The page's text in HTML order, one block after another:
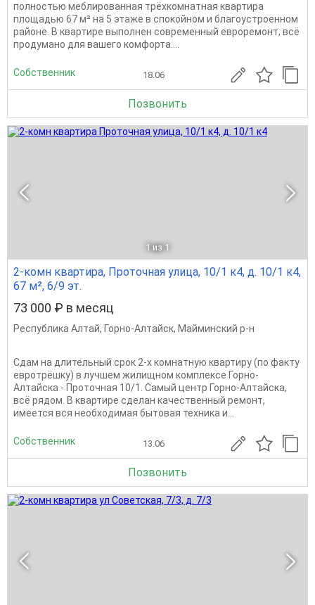
полностью меблированная трёхкомнатная квартира
площадью 67 м² на 5 этаже в спокойном и благоустроенном
районе. В квартире выполнен современный евроремонт, всё
продумано для вашего комфорта....
Собственник 18.06
Позвонить
1 из 1
2-комн квартира, Проточная улица, 10/1 к4, д. 10/1 к4,
67 м², 6/9 эт.
73 000 ₽ в месяц
Республика Алтай, Горно-Алтайск, Майминский р-н
Сдам на длительный срок 2-х комнатную квартиру (по факту
евротрёшку) в лучшем жилищном комплексе Горно-
Алтайска - Проточная 10/1. Самый центр Горно-Алтайска,
всё рядом. В квартире сделан качественный ремонт,
имеется вся необходимая бытовая техника и...
Собственник 13.06
Позвонить